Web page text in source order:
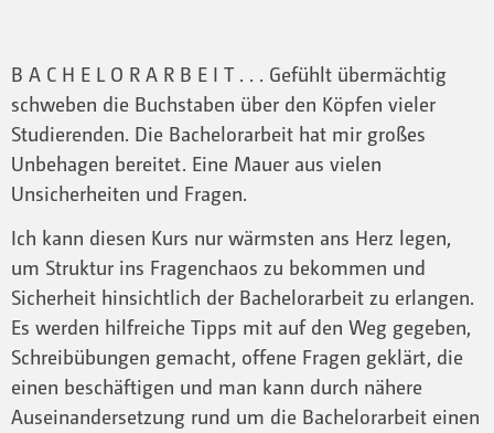
B A C H E L O R A R B E I T . . . Gefühlt übermächtig
schweben die Buchstaben über den Köpfen vieler
Studierenden. Die Bachelorarbeit hat mir großes
Unbehagen bereitet. Eine Mauer aus vielen
Unsicherheiten und Fragen.
Ich kann diesen Kurs nur wärmsten ans Herz legen,
um Struktur ins Fragenchaos zu bekommen und
Sicherheit hinsichtlich der Bachelorarbeit zu erlangen.
Es werden hilfreiche Tipps mit auf den Weg gegeben,
Schreibübungen gemacht, offene Fragen geklärt, die
einen beschäftigen und man kann durch nähere
Auseinandersetzung rund um die Bachelorarbeit einen